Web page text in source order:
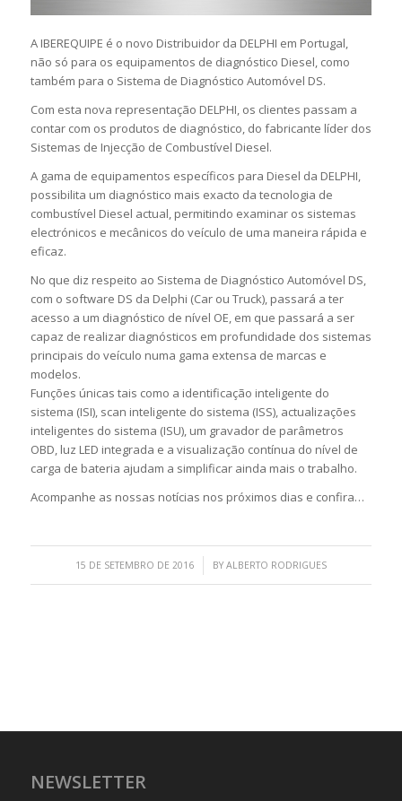
A IBEREQUIPE é o novo Distribuidor da DELPHI em Portugal,
não só para os equipamentos de diagnóstico Diesel, como
também para o Sistema de Diagnóstico Automóvel DS.
Com esta nova representação DELPHI, os clientes passam a
contar com os produtos de diagnóstico, do fabricante líder dos
Sistemas de Injecção de Combustível Diesel.
A gama de equipamentos específicos para Diesel da DELPHI,
possibilita um diagnóstico mais exacto da tecnologia de
combustível Diesel actual, permitindo examinar os sistemas
electrónicos e mecânicos do veículo de uma maneira rápida e
eficaz.
No que diz respeito ao Sistema de Diagnóstico Automóvel DS,
com o software DS da Delphi (Car ou Truck), passará a ter
acesso a um diagnóstico de nível OE, em que passará a ser
capaz de realizar diagnósticos em profundidade dos sistemas
principais do veículo numa gama extensa de marcas e
modelos.
Funções únicas tais como a identificação inteligente do
sistema (ISI), scan inteligente do sistema (ISS), actualizações
inteligentes do sistema (ISU), um gravador de parâmetros
OBD, luz LED integrada e a visualização contínua do nível de
carga de bateria ajudam a simplificar ainda mais o trabalho.
Acompanhe as nossas notícias nos próximos dias e confira…
15 DE SETEMBRO DE 2016
/ BY ALBERTO RODRIGUES
NEWSLETTER